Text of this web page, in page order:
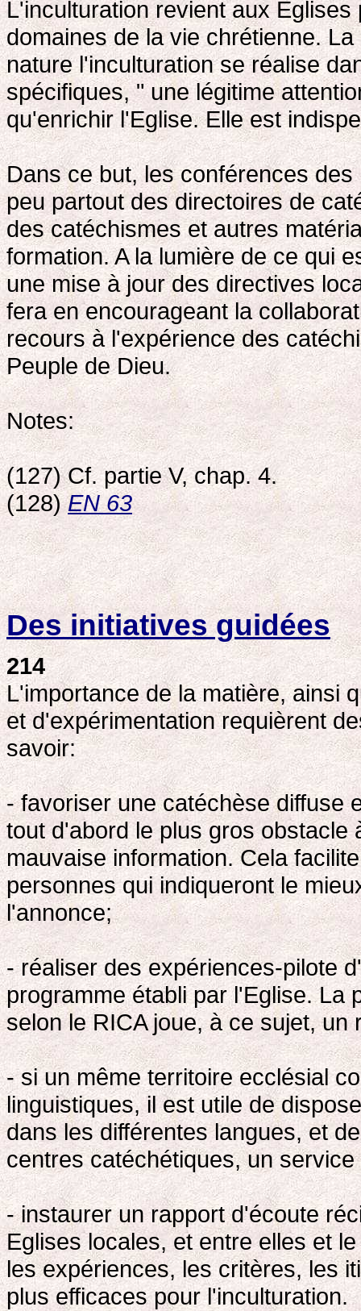
L'inculturation revient aux
domaines de la vie chrétienne.
nature l'inculturation se réalise
spécifiques, " une légitime
qu'enrichir l'Eglise. Elle est
Dans ce but, les conférences
peu partout des directoires de
des catéchismes et autres
formation. A la lumière de ce qui
une mise à jour des directives
fera en encourageant la
recours à l'expérience des
Peuple de Dieu.
Notes:
(127) Cf. partie V, chap. 4.
(128)EN 63
Des initiatives guidées
214
L'importance de la matière, ainsi
et d'expérimentation requièrent
savoir:
- favoriser une catéchèse diffuse
tout d'abord le plus gros obstacle
mauvaise information. Cela
personnes qui indiqueront le
l'annonce;
- réaliser des expériences-pilote
programme établi par l'Eglise. La
selon le RICA joue, à ce sujet,
- si un même territoire ecclésial
linguistiques, il est utile de
dans les différentes langues, et
centres catéchétiques, un
- instaurer un rapport d'écoute
Eglises locales, et entre elles et
les expériences, les critères, les
plus efficaces pour l'inculturation.